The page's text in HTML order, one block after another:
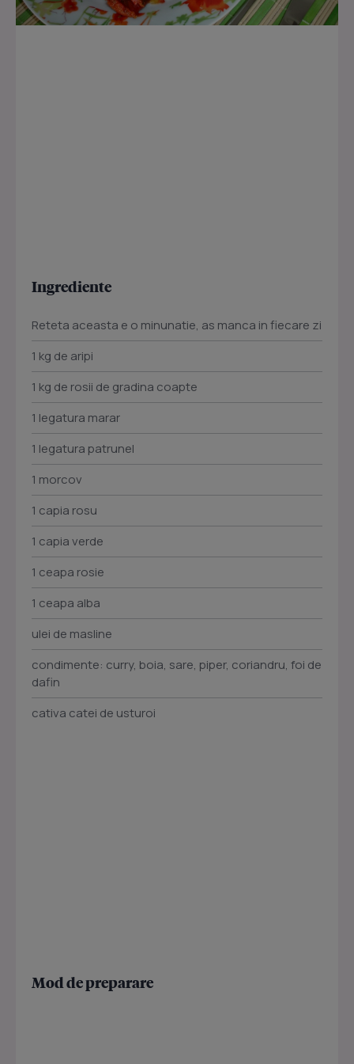
Ingrediente
Reteta aceasta e o minunatie, as manca in fiecare zi
1 kg de aripi
1 kg de rosii de gradina coapte
1 legatura marar
1 legatura patrunel
1 morcov
1 capia rosu
1 capia verde
1 ceapa rosie
1 ceapa alba
ulei de masline
condimente: curry, boia, sare, piper, coriandru, foi de
dafin
cativa catei de usturoi
Mod de preparare